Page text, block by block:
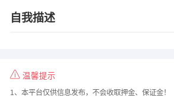
自我描述
温馨提示
1、本平台仅供信息发布，不会收取押金、保证金！